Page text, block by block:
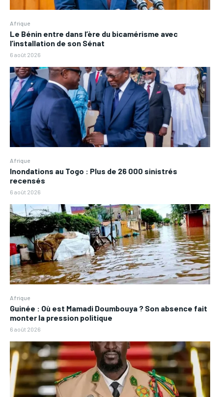
Afrique
Le Bénin entre dans l’ère du bicamérisme avec
l’installation de son Sénat
6 août 2026
Afrique
Inondations au Togo : Plus de 26 000 sinistrés
recensés
6 août 2026
Afrique
Guinée : Où est Mamadi Doumbouya ? Son absence fait
monter la pression politique
6 août 2026